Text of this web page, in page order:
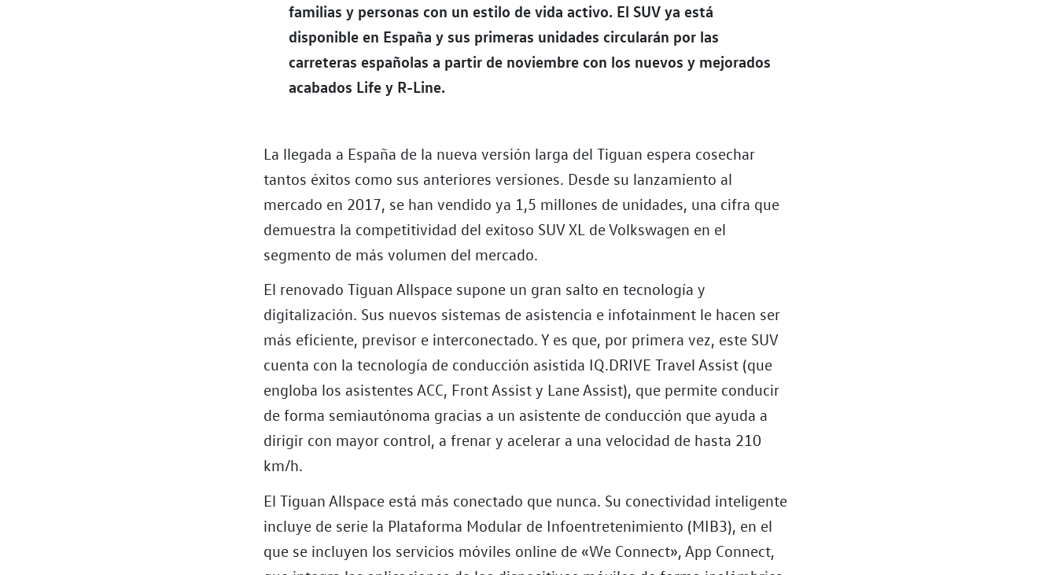
familias y personas con un estilo de vida activo. El SUV ya está
disponible en España y sus primeras unidades circularán por las
carreteras españolas a partir de noviembre con los nuevos y mejorados
acabados Life y R-Line.
La llegada a España de la nueva versión larga del Tiguan espera cosechar
tantos éxitos como sus anteriores versiones. Desde su lanzamiento al
mercado en 2017, se han vendido ya 1,5 millones de unidades, una cifra que
demuestra la competitividad del exitoso SUV XL de Volkswagen en el
segmento de más volumen del mercado.
El renovado Tiguan Allspace supone un gran salto en tecnología y
digitalización. Sus nuevos sistemas de asistencia e infotainment le hacen ser
más eficiente, previsor e interconectado. Y es que, por primera vez, este SUV
cuenta con la tecnología de conducción asistida IQ.DRIVE Travel Assist (que
engloba los asistentes ACC, Front Assist y Lane Assist), que permite conducir
de forma semiautónoma gracias a un asistente de conducción que ayuda a
dirigir con mayor control, a frenar y acelerar a una velocidad de hasta 210
km/h.
El Tiguan Allspace está más conectado que nunca. Su conectividad inteligente
incluye de serie la Plataforma Modular de Infoentretenimiento (MIB3), en el
que se incluyen los servicios móviles online de «We Connect», App Connect,